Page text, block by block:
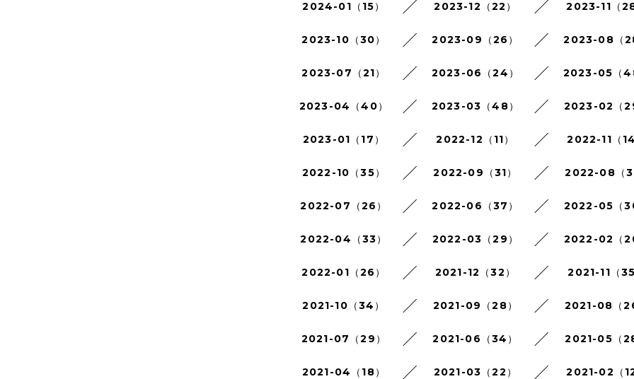
2024-01（15） 2023-12（22） 2023-11（28
2023-10（30） 2023-09（26） 2023-08（
2023-07（21） 2023-06（24） 2023-05（
2023-04（40） 2023-03（48） 2023-02（
2023-01（17） 2022-12（11） 2022-11（14
2022-10（35） 2022-09（31） 2022-08（31
2022-07（26） 2022-06（37） 2022-05（
2022-04（33） 2022-03（29） 2022-02（
2022-01（26） 2021-12（32） 2021-11（35
2021-10（34） 2021-09（28） 2021-08（26
2021-07（29） 2021-06（34） 2021-05（28
2021-04（18） 2021-03（22） 2021-02（12